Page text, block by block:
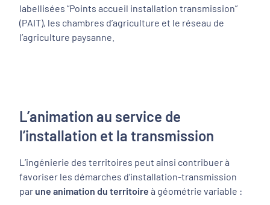
labellisées “Points accueil installation transmission”
(PAIT), les chambres d’agriculture et le réseau de
l’agriculture paysanne.
L’animation au service de
l’installation et la transmission
L’ingénierie des territoires peut ainsi contribuer à
favoriser les démarches d’installation-transmission
par une animation du territoire à géométrie variable :